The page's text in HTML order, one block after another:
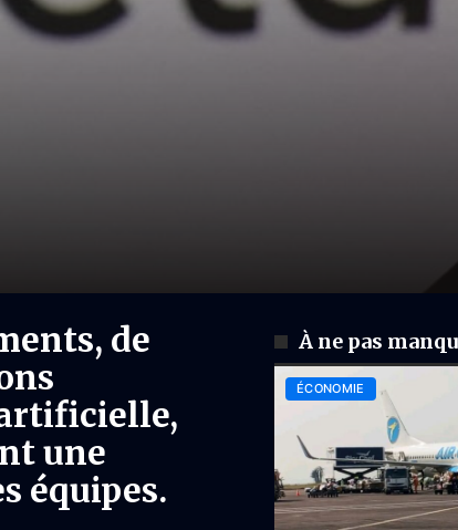
de
une
équipes.
À ne pas
ÉCONOMIE